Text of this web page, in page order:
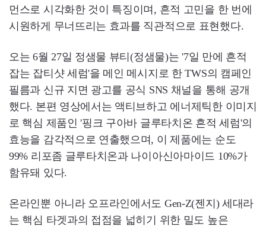
먼스로 시각화한 것이 특징이며, 흔적 고민을 한 번에
시원하게 무너뜨리는 효과를 직관적으로 표현했다.
오는 6월 27일 정샘물 뷰티(정샘물)는 '7일 만에 흔적
잡는 잡티샷 세럼'을 메인 메시지로 한 TWS의 캠페인
필름과 신규 지면 광고를 공식 SNS 채널을 통해 공개
했다. 본편 영상에서는 액티브하고 에너제틱한 이미지
로 핵심 제품인 '핑크 구아바 글루타치온 흔적 세럼'의
효능을 감각적으로 연출했으며, 이 제품에는 순도
99% 리포좀 글루타치온과 나이아신아마이드 10%가
함유돼 있다.
온라인뿐 아니라 오프라인에서도 Gen-Z(젠지) 세대라
는 핵심 타겟과의 접점을 넓히기 위한 밀도 높은